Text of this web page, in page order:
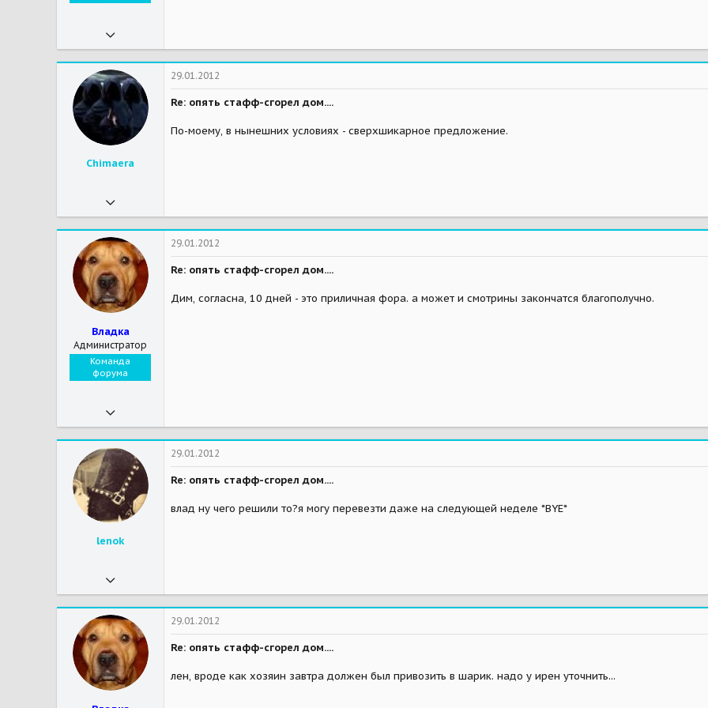
17 479
63
37
Москва
Мои зверушки
Chimaera
8 174
38
54
29.01.2012
Re: опять стафф-сгорел дом....
По-моему, в нынешних условиях - сверхшикарное предложение.
Владка
Администратор
Команда
форума
18 408
2 658
113
52
Мои зверушки
29.01.2012
Re: опять стафф-сгорел дом....
Дим, согласна, 10 дней - это приличная фора. а может и смотрины закончатся благополучно.
lenok
5 330
38
41
29.01.2012
Re: опять стафф-сгорел дом....
влад ну чего решили то?я могу перевезти даже на следующей неделе *BYE*
29.01.2012
Re: опять стафф-сгорел дом....
лен, вроде как хозяин завтра должен был привозить в шарик. надо у ирен уточнить...